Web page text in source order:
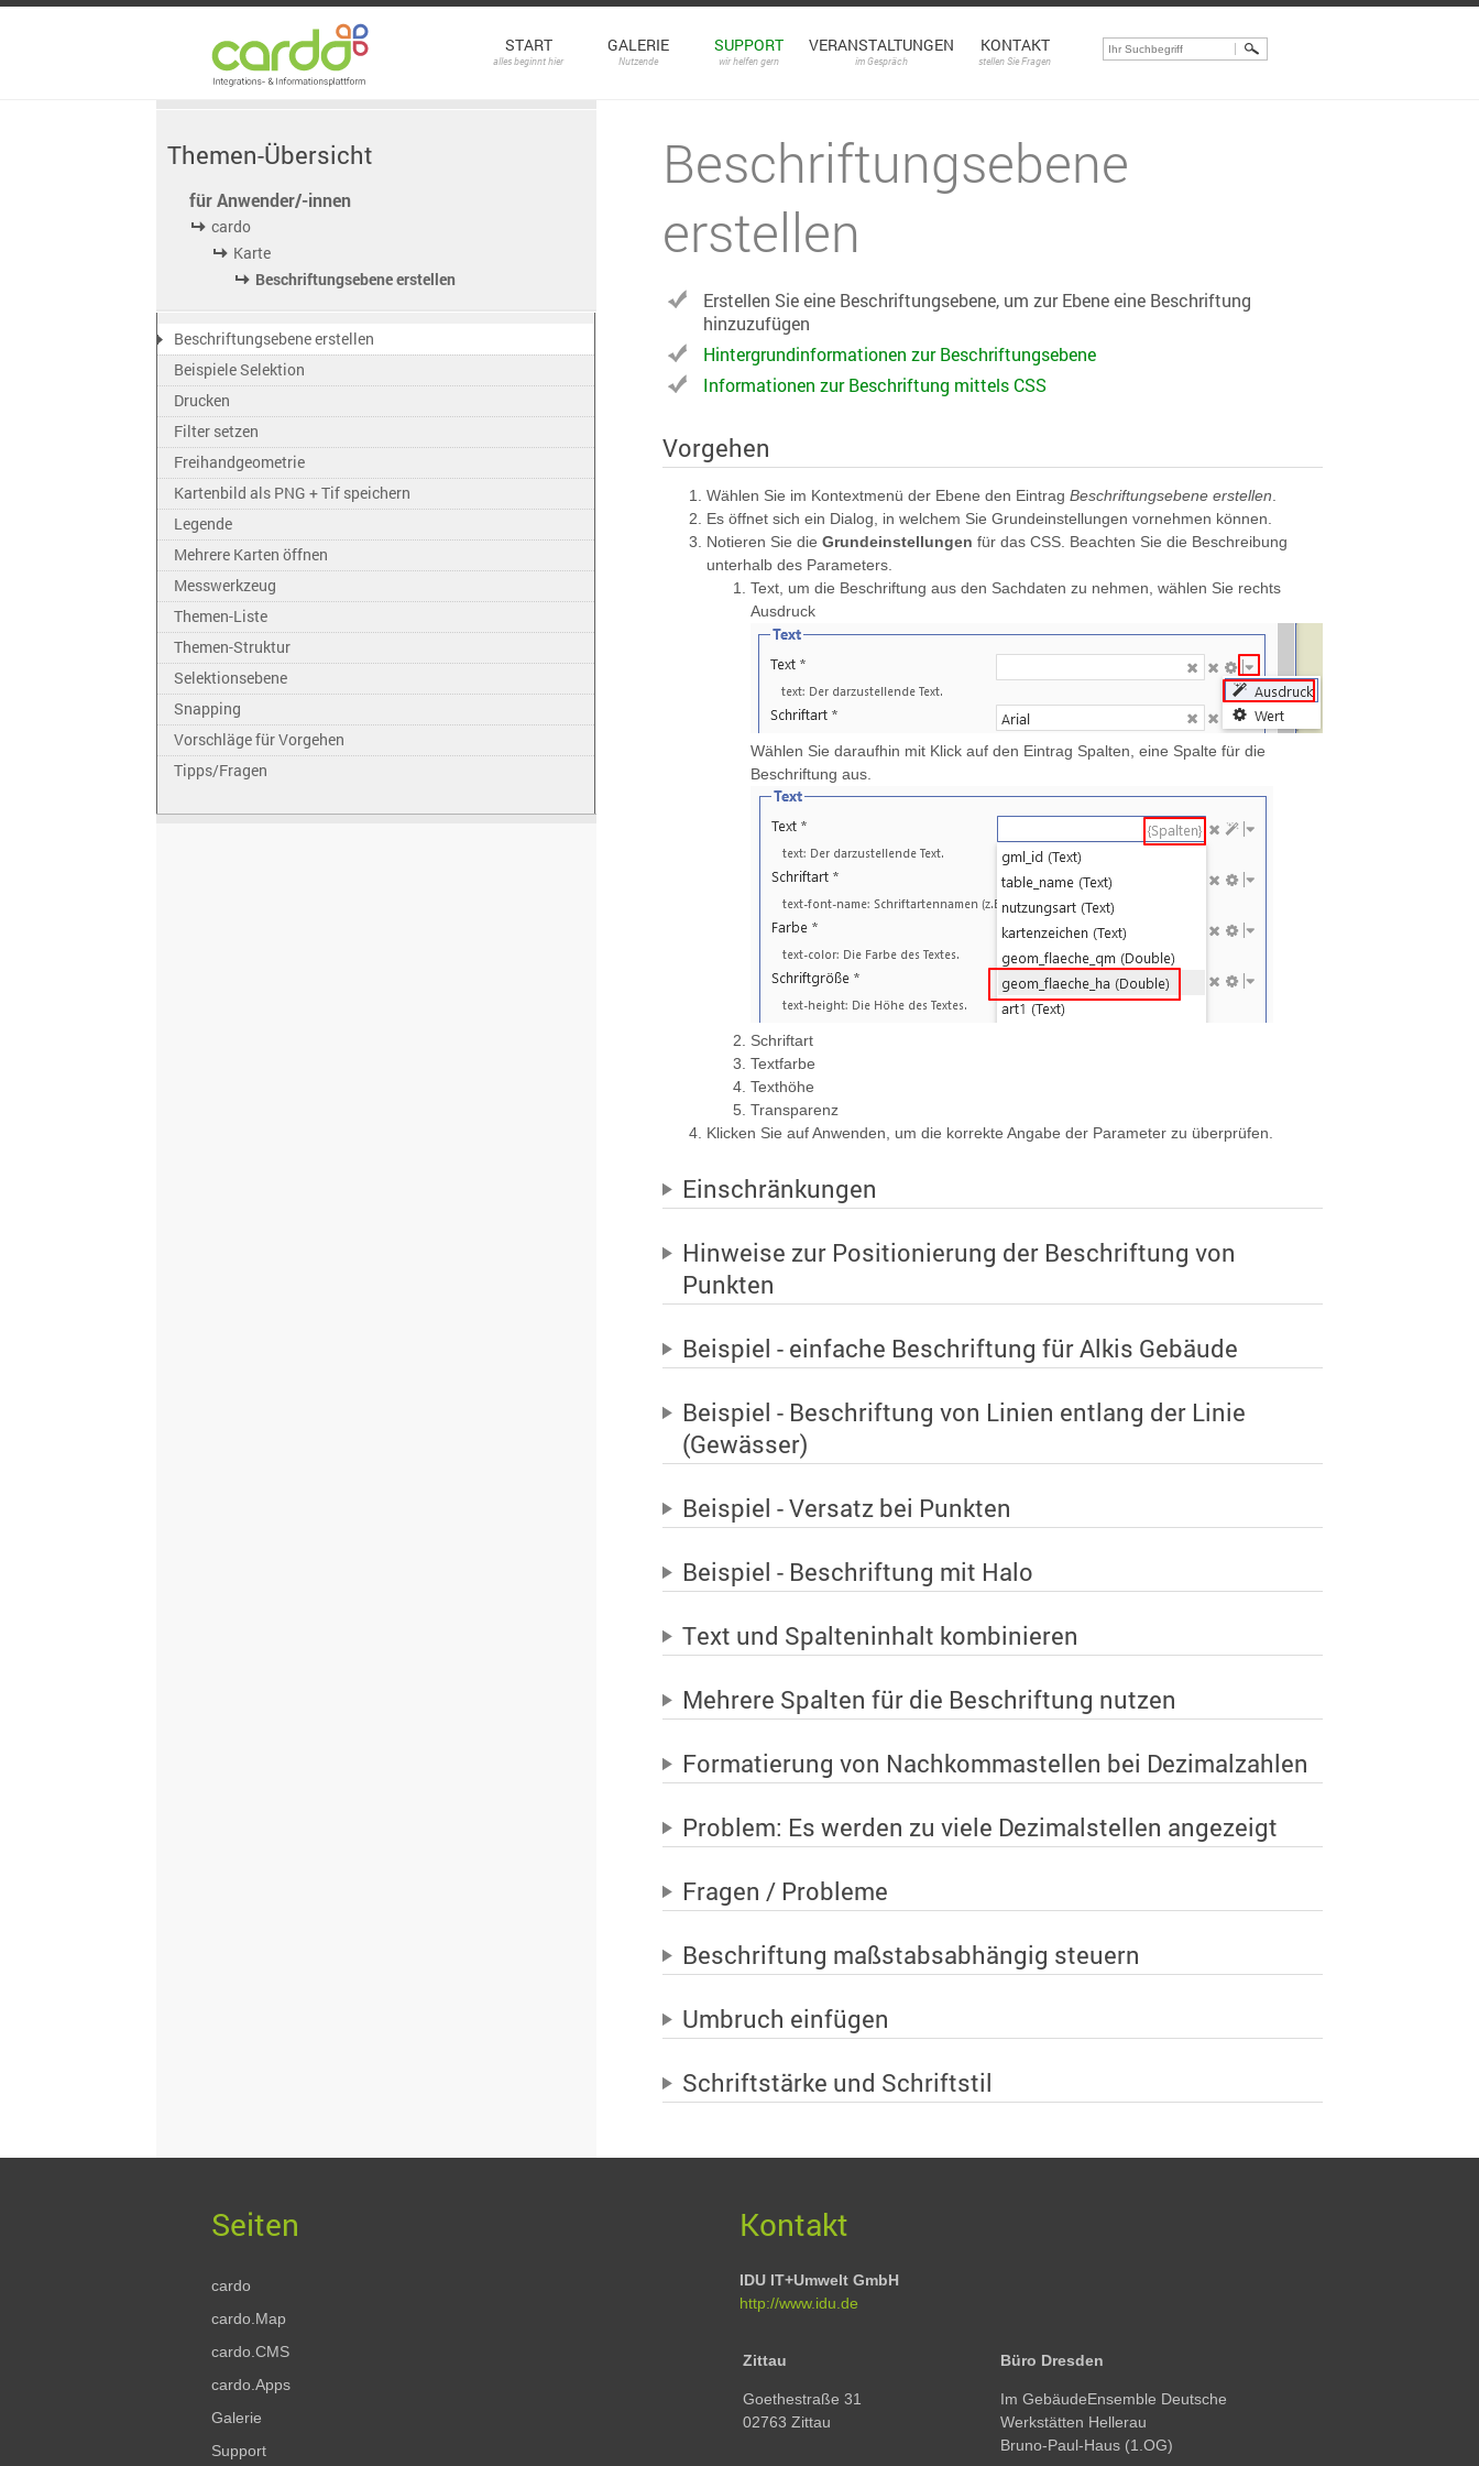
START
alles beginnt hier
GALERIE
Nutzende
SUPPORT
wir helfen gern
VERANSTALTUNGEN
im Gespräch
KONTAKT
stellen Sie Fragen
Themen-Übersicht
für Anwender/-innen
cardo
Karte
Beschriftungsebene erstellen
Beschriftungsebene erstellen
Beispiele Selektion
Drucken
Filter setzen
Freihandgeometrie
Kartenbild als PNG + Tif speichern
Legende
Mehrere Karten öffnen
Messwerkzeug
Themen-Liste
Themen-Struktur
Selektionsebene
Snapping
Vorschläge für Vorgehen
Tipps/Fragen
Beschriftungsebene
erstellen
Erstellen Sie eine Beschriftungsebene, um zur Ebene eine Beschriftung
hinzuzufügen
Hintergrundinformationen zur Beschriftungsebene
Informationen zur Beschriftung mittels CSS
Vorgehen
Wählen Sie im Kontextmenü der Ebene den Eintrag Beschriftungsebene erstellen
Es öffnet sich ein Dialog, in welchem Sie Grundeinstellungen vornehmen können.
Notieren Sie die Grundeinstellungen für das CSS. Beachten Sie die Beschreibung
unterhalb des Parameters.
Text, um die Beschriftung aus den Sachdaten zu nehmen, wählen Sie rechts
Ausdruck
Wählen Sie daraufhin mit Klick auf den Eintrag Spalten, eine Spalte für die
Beschriftung aus.
Schriftart
Textfarbe
Texthöhe
Transparenz
Klicken Sie auf Anwenden, um die korrekte Angabe der Parameter zu überprüfen.
Einschränkungen
Hinweise zur Positionierung der Beschriftung von
Punkten
Beispiel - einfache Beschriftung für Alkis Gebäude
Beispiel - Beschriftung von Linien entlang der Linie
(Gewässer)
Beispiel - Versatz bei Punkten
Beispiel - Beschriftung mit Halo
Text und Spalteninhalt kombinieren
Mehrere Spalten für die Beschriftung nutzen
Formatierung von Nachkommastellen bei Dezimalzahlen
Problem: Es werden zu viele Dezimalstellen angezeigt
Fragen / Probleme
Beschriftung maßstabsabhängig steuern
Umbruch einfügen
Schriftstärke und Schriftstil
cardo
cardo.Map
cardo.CMS
cardo.Apps
Galerie
Support
Kontakt
IDU IT+Umwelt GmbH
http://www.idu.de
Zittau
Goethestraße 31
02763 Zittau
Büro Dresden
Im GebäudeEnsemble Deutsche
Werkstätten Hellerau
Bruno-Paul-Haus (1.OG)